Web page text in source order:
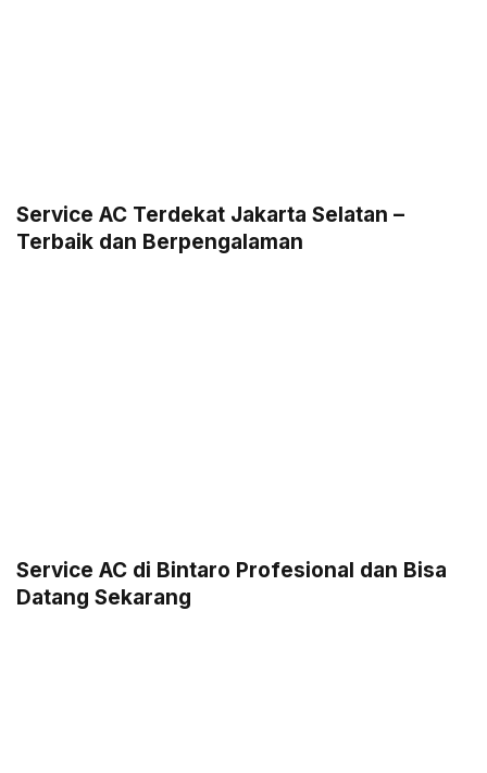
Service AC Terdekat Jakarta Selatan –
Terbaik dan Berpengalaman
Service AC di Bintaro Profesional dan Bisa
Datang Sekarang